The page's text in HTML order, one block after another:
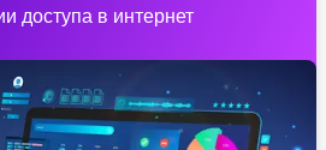
доступа в интернет